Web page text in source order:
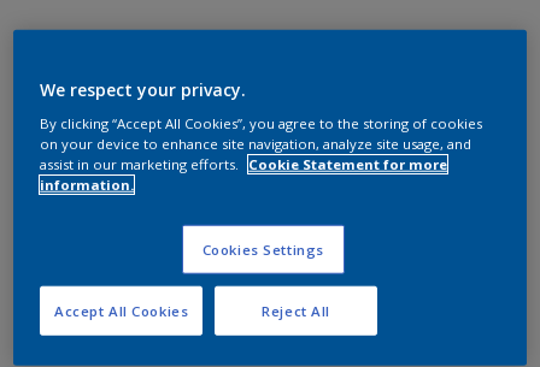
We respect your privacy.
By clicking “Accept All Cookies”, you agree to the storing of cookies
on your device to enhance site navigation, analyze site usage, and
assist in our marketing efforts.
Cookie Statement for more
information.
Cookies Settings
Reject All
Accept All Cookies